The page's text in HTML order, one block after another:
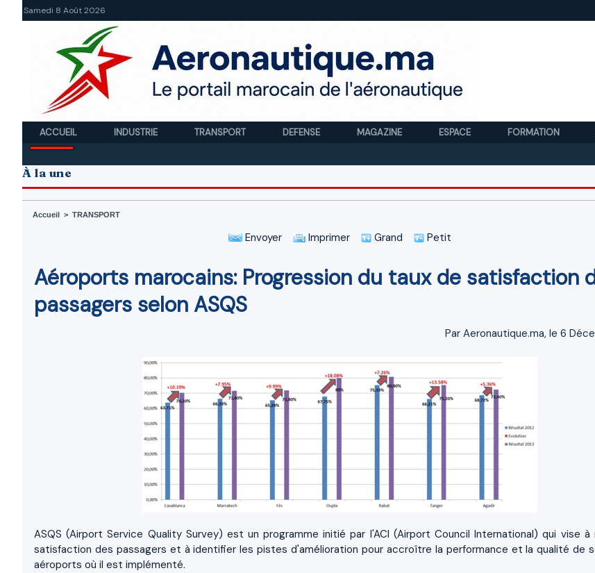
Samedi 8 Août 2026
ACCUEIL INDUSTRIE TRANSPORT DEFENSE MAGAZINE ESPACE FORMATION
À la une
Accueil > TRANSPORT
Envoyer Imprimer Grand Petit
Aéroports marocains: Progression du taux de satisfaction
passagers selon ASQS
Par Aeronautique.ma, le 6
ASQS (Airport Service Quality Survey) est un programme initié par l'ACI (Airport Council International) qui vise à
satisfaction des passagers et à identifier les pistes d'amélioration pour accroître la performance et la qualité de
aéroports où il est implémenté.